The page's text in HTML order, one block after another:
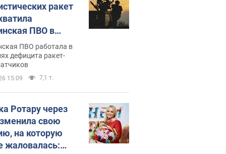
ракет
ПВО в
в Минобороны
цифру
ПВО работала в
дефицита ракет-
15:09 7,1 т.
Ротару через
свою
на которую
жаловалась: